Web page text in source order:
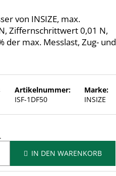
von INSIZE, max.
Ziffernschrittwert 0,01 N,
der max. Messlast, Zug- und
Artikelnummer:
ISF-1DF50
Marke:
INSIZE
IN DEN WARENKORB